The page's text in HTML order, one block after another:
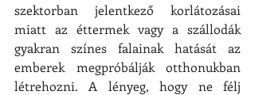
szektorban jelentkező korlátozásai
miatt az éttermek vagy a szállodák
gyakran színes falainak hatását az
emberek megpróbálják otthonukban
létrehozni. A lényeg, hogy ne félj